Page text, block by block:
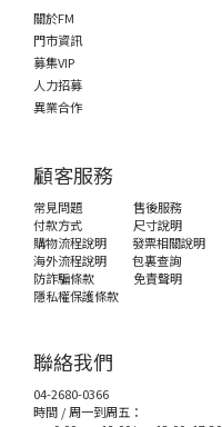
關於FM
門市資訊
募集VIP
人力招募
異業合作
顧客服務
常見問題
售後服務
付款方式
尺寸說明
購物流程說明
發票相關說明
海外流程說明
包裏查詢
防詐騙條款
免責聲明
隱私權保護條款
聯絡我們
04-2680-0366
時間 / 周一到周五：